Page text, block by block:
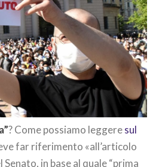
? Come possiamo leggeresul
far riferimento «all’articolo
in base al quale “prima